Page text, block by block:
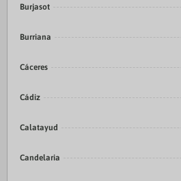
Burjasot
Burriana
Cáceres
Cádiz
Calatayud
Candelaria